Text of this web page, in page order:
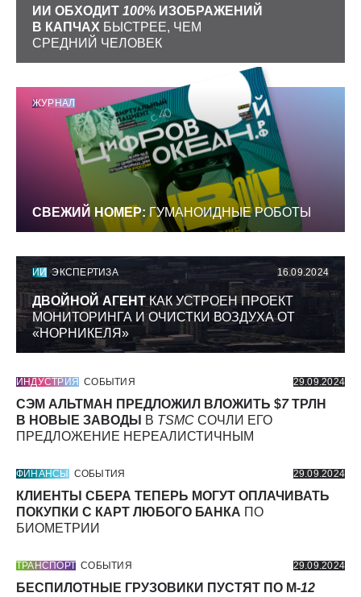
ИИ ОБХОДИТ 100% ИЗОБРАЖЕНИЙ
В КАПЧАХ БЫСТРЕЕ, ЧЕМ
СРЕДНИЙ ЧЕЛОВЕК
ЖУРНАЛ
СВЕЖИЙ НОМЕР: ГУМАНОИДНЫЕ РОБОТЫ
ИИ ЭКСПЕРТИЗА 16.09.2024
ДВОЙНОЙ АГЕНТКАК УСТРОЕН ПРОЕКТ
МОНИТОРИНГА И ОЧИСТКИ ВОЗДУХА ОТ
«НОРНИКЕЛЯ»
ИНДУСТРИЯ СОБЫТИЯ 29.09.2024
СЭМ АЛЬТМАН ПРЕДЛОЖИЛ ВЛОЖИТЬ $7ТРЛН
В НОВЫЕ ЗАВОДЫ
В TSMC СОЧЛИ ЕГО
ПРЕДЛОЖЕНИЕ НЕРЕАЛИСТИЧНЫМ
ФИНАНСЫ СОБЫТИЯ 29.09.2024
КЛИЕНТЫ СБЕРА ТЕПЕРЬ МОГУТ ОПЛАЧИВАТЬ
ПОКУПКИ С КАРТ ЛЮБОГО БАНКА ПО
БИОМЕТРИИ
ТРАНСПОРТ СОБЫТИЯ 29.09.2024
БЕСПИЛОТНЫЕ ГРУЗОВИКИ ПУСТЯТ ПО М-12